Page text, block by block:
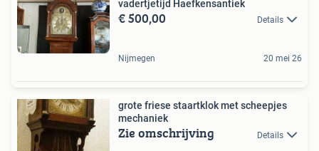
vadertjetijd Haefkensantiek
€ 500,00 Details
Nijmegen 20 mei 26
grote friese staartklok met scheepjes
mechaniek
Zie omschrijving Details